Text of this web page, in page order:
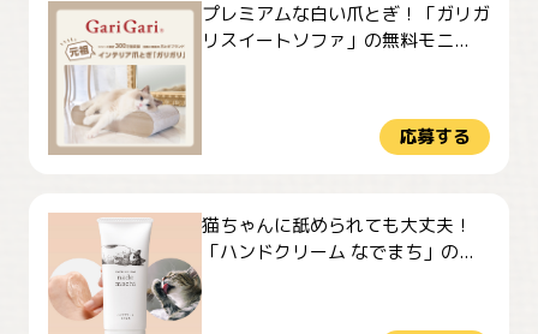
プレミアムな白い爪とぎ！「ガリガ
リスイートソファ」の無料モニ...
応募する
猫ちゃんに舐められても大丈夫！
「ハンドクリーム なでまち」の...